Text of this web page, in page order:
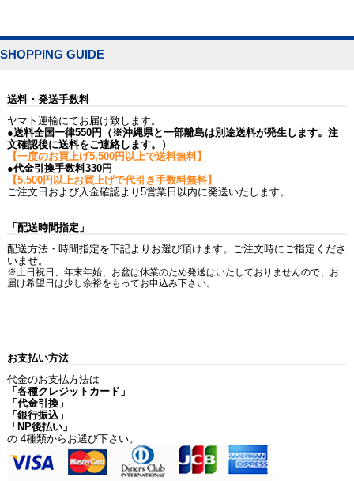
SHOPPING GUIDE
送料・発送手数料
ヤマト運輸にてお届け致します。
●送料全国一律550円（※沖縄県と一部離島は別途送料が発生します。注
文確認後に送料をご連絡します。）
【一度のお買上げ5,500円以上で送料無料】
●代金引換手数料330円
【5,500円以上お買上げで代引き手数料無料】
ご注文日および入金確認より5営業日以内に発送いたします。
「配送時間指定」
配送方法・時間指定を下記よりお選び頂けます。ご注文時にご指定くださ
いませ。
※土日祝日、年末年始、お盆は休業のため発送はいたしておりませんので、お
届け希望日は少し余裕をもってお申込み下さい。
お支払い方法
代金のお支払方法は
「各種クレジットカード」
「代金引換」
「銀行振込」
「NP後払い」
の 4種類からお選び下さい。